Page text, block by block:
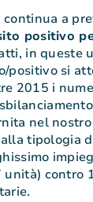
a
positivo
in queste
positivo si
2015 i
nel
tipologia
contro